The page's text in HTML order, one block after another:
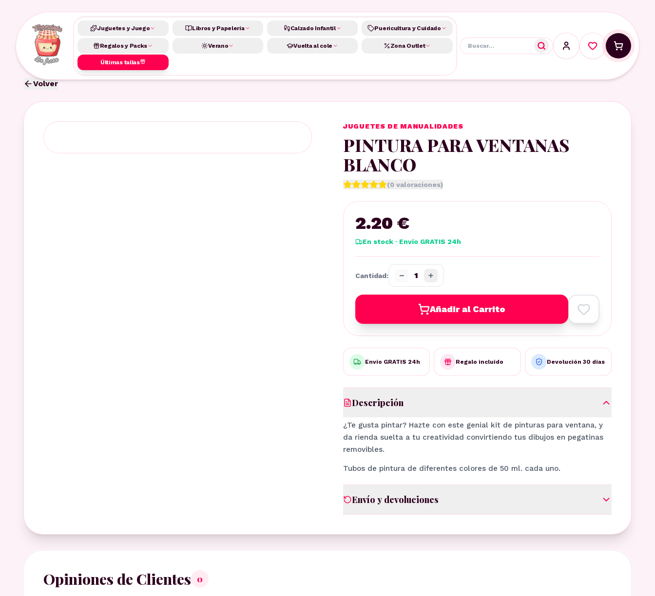
Juguetes y Juego Libros y Papelería Calzado Infantil Puericultura y Cuidado
Regalos y Packs Verano Vuelta al cole Zona Outlet
Últimas tallas
Volver
JUGUETES DE MANUALIDADES
PINTURA PARA VENTANAS
BLANCO
(0 valoraciones)
2.20 €
En stock · Envío GRATIS 24h
Cantidad: − 1 +
Añadir al Carrito
Envío GRATIS 24h Regalo incluido Devolución 30 días
Descripción
¿Te gusta pintar? Hazte con este genial kit de pinturas para ventana, y
da rienda suelta a tu creatividad convirtiendo tus dibujos en pegatinas
removibles.
Tubos de pintura de diferentes colores de 50 ml. cada uno.
Envío y devoluciones
Opiniones de Clientes 0